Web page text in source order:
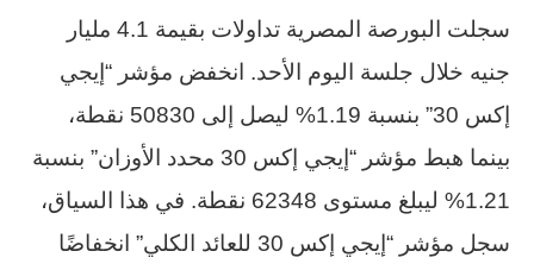
سجلت البورصة المصرية تداولات بقيمة 4.1 مليار
جنيه خلال جلسة اليوم الأحد. انخفض مؤشر “إيجي
إكس 30” بنسبة 1.19% ليصل إلى 50830 نقطة،
بينما هبط مؤشر “إيجي إكس 30 محدد الأوزان” بنسبة
1.21% ليبلغ مستوى 62348 نقطة. في هذا السياق،
سجل مؤشر “إيجي إكس 30 للعائد الكلي” انخفاضًا